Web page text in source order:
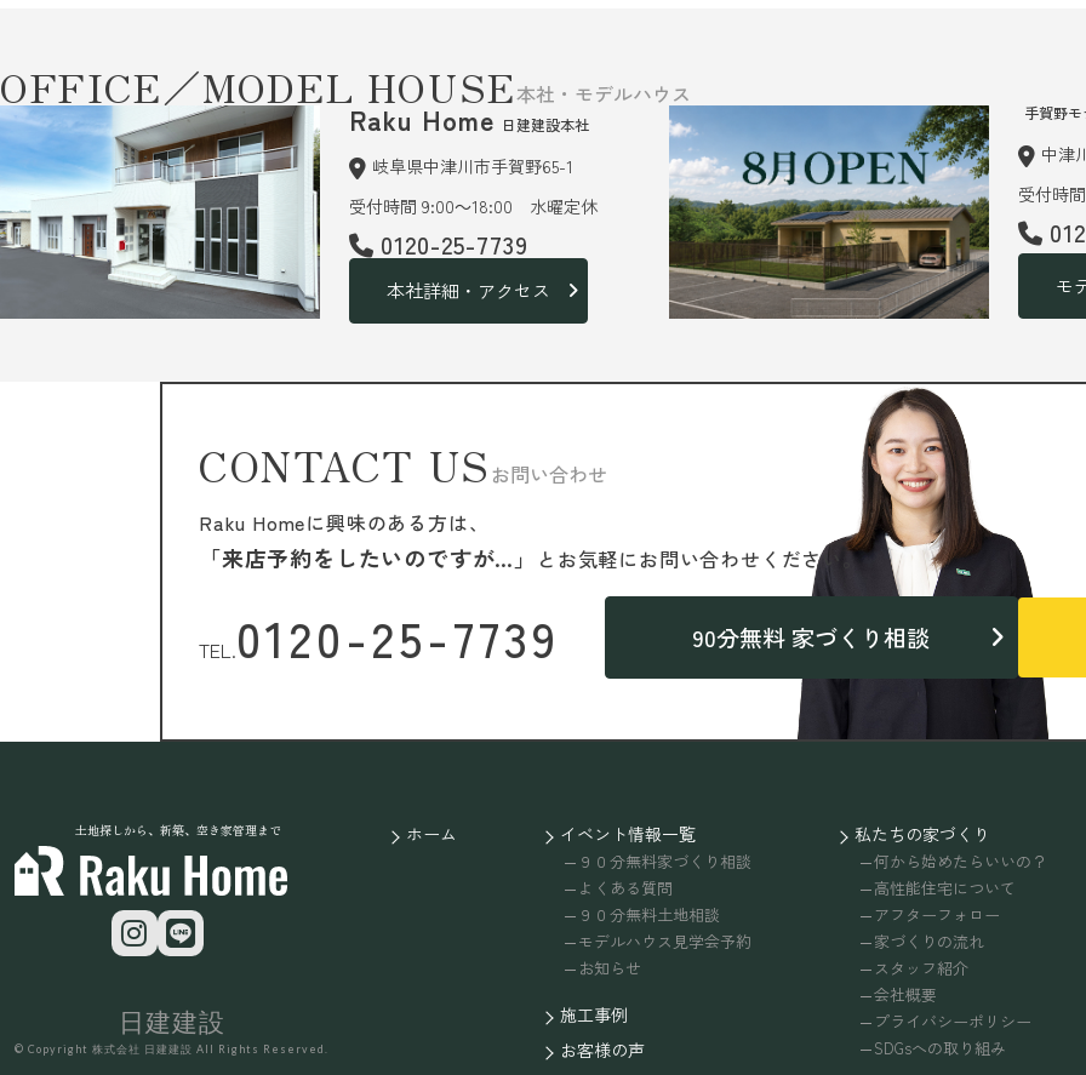
OFFICE／MODEL HOUSE本社・モデルハウス
Raku Home 日建建設本社
岐阜県中津川市手賀野65-1
受付時間 9:00～18:00 水曜定休
0120-25-7739
本社詳細・アクセス
手賀野
中津
受付時
モ
CONTACT US お問い合わせ
Raku Homeに興味のある方は、
「来店予約をしたいのですが…」 と お気軽にお問い合わせください。
TEL.0120-25-7739 90分無料 家づくり相談
土地探しから、新築、空き家管理まで ホーム イベント情報一覧
９０分無料家づくり相談
よくある質問
９０分無料土地相談
モデルハウス見学会予約
お知らせ
施工事例
お客様の声
私たちの家づくり
何から始めたらいいの？
高性能住宅について
アフターフォロー
家づくりの流れ
スタッフ紹介
会社概要
プライバシーポリシー
SDGsへの取り組み
日建建設
© Copyright 株式会社 日建建設 All Rights Reserved.